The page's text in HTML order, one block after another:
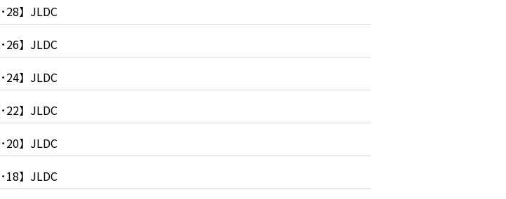
28】JLDC
26】JLDC
24】JLDC
22】JLDC
20】JLDC
18】JLDC